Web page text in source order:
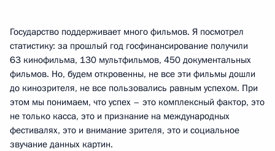
Государство поддерживает много фильмов. Я посмотрел
статистику: за прошлый год госфинансирование получили
63 кинофильма, 130 мультфильмов, 450 документальных
фильмов. Но, будем откровенны, не все эти фильмы дошли
до кинозрителя, не все пользовались равным успехом. При
этом мы понимаем, что успех – это комплексный фактор, это
не только касса, это и признание на международных
фестивалях, это и внимание зрителя, это и социальное
звучание данных картин.